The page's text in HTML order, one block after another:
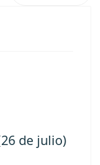
de julio)